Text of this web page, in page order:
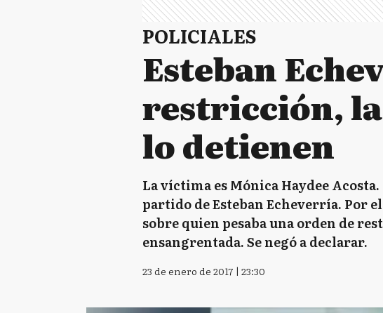
POLICIALES
Esteban
restricción, la
lo detienen
La víctima es Mónica Haydee
partido de Esteban Echeverría. Por
sobre quien pesaba una orden de
ensangrentada. Se negó a declarar.
23 de enero de 2017 | 23:30